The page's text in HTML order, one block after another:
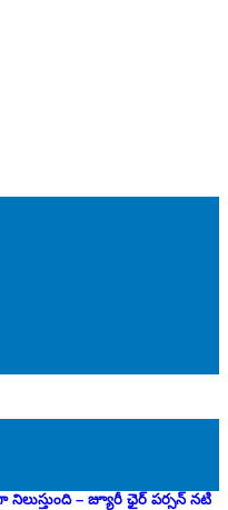
– జ్యూరీ ఛైర్ పర్సన్ నటి